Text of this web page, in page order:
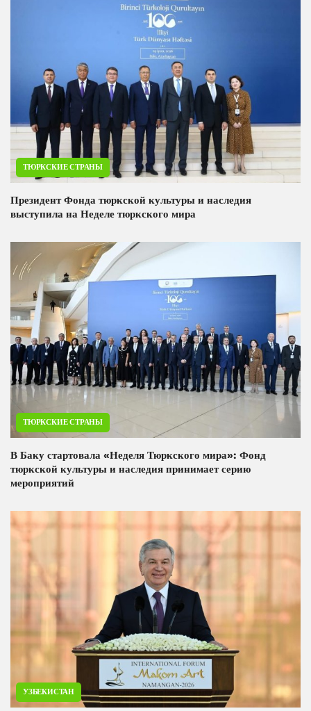
ТЮРКСКИЕ СТРАНЫ
Президент Фонда тюркской культуры и наследия
выступила на Неделе тюркского мира
ТЮРКСКИЕ СТРАНЫ
В Баку стартовала «Неделя Тюркского мира»: Фонд
тюркской культуры и наследия принимает серию
мероприятий
УЗБЕКИСТАН